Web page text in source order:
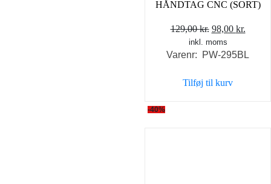
HÅNDTAG CNC (SORT)
129,00kr. Den
oprindelige
pris
129,00 kr..
98,00 kr.Den
pris
inkl. moms
Varenr: PW-295BL
Tilføj til kurv
-40%